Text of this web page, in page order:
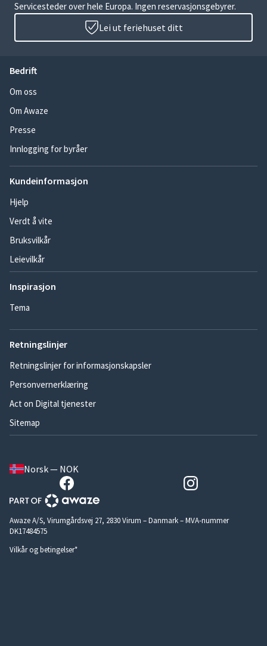
Servicesteder over hele Europa. Ingen reservasjonsgebyrer.
Lei ut feriehuset ditt
Bedrift
Om oss
Om Awaze
Presse
Innlogging for byråer
Kundeinformasjon
Hjelp
Verdt å vite
Bruksvilkår
Leievilkår
Inspirasjon
Tema
Retningslinjer
Retningslinjer for informasjonskapsler
Personvernerklæring
Act on Digital tjenester
Sitemap
Norsk — NOK
Awaze A/S, Virumgårdsvej 27, 2830 Virum – Danmark – MVA-nummer
DK17484575
Vilkår og betingelser*